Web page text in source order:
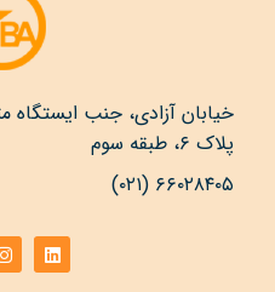
خیابان آزادی، جنب ایستگاه
پلاک ۶، طبقه سوم
۶۶۰۲۸۴۰۵ (۰۲۱)